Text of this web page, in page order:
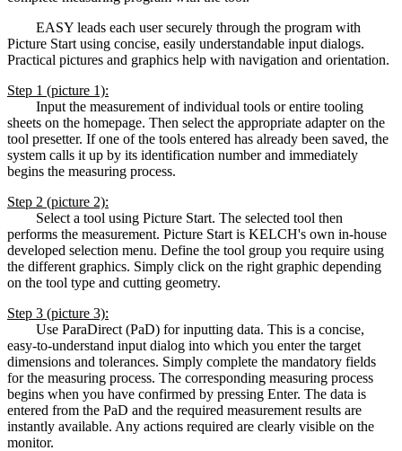
EASY leads each user securely through the program with
Picture Start using concise, easily understandable input dialogs.
Practical pictures and graphics help with navigation and orientation.
Step 1 (picture 1):
Input the measurement of individual tools or entire tooling
sheets on the homepage. Then select the appropriate adapter on the
tool presetter. If one of the tools entered has already been saved, the
system calls it up by its identification number and immediately
begins the measuring process.
Step 2 (picture 2):
Select a tool using Picture Start. The selected tool then
performs the measurement. Picture Start is KELCH's own in-house
developed selection menu. Define the tool group you require using
the different graphics. Simply click on the right graphic depending
on the tool type and cutting geometry.
Step 3 (picture 3):
Use ParaDirect (PaD) for inputting data. This is a concise,
easy-to-understand input dialog into which you enter the target
dimensions and tolerances. Simply complete the mandatory fields
for the measuring process. The corresponding measuring process
begins when you have confirmed by pressing Enter. The data is
entered from the PaD and the required measurement results are
instantly available. Any actions required are clearly visible on the
monitor.